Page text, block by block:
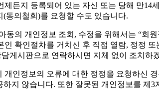
제든지 등록되어 있는 자신 또는 당해 만14
(동의철회 )를 요청할 수도 있습니다.
동의 개인정보 조회 , 수정을 위해서는 “회
인 확인절차를 거치신 후 직접 열람, 정정 또
게시판으로 연락하시면 지체 없이 조치하
개인정보의 오류에 대한 정정을 요청하신
지 않습니다. 또한 잘못된 개인정보를 제 3